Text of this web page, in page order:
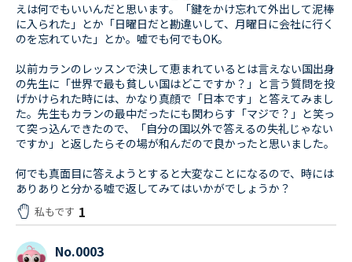
えは何でもいいんだと思います。「鍵をかけ忘れて外出して泥棒
に入られた」とか「日曜日だと勘違いして、月曜日に会社に行く
のを忘れていた」とか。嘘でも何でもOK。
以前カランのレッスンで決して恵まれているとは言えない国出身
の先生に「世界で最も貧しい国はどこですか？」と言う質問を投
げかけられた時には、かなり真顔で「日本です」と答えてみまし
た。先生もカランの最中だったにも関わらす「マジで？」と笑っ
て突っ込んできたので、「自分の国以外で答えるの失礼じゃない
ですか」と返したらその場が和んだので良かったと思いました。
何でも真面目に答えようとすると大変なことになるので、時には
ありありと分かる嘘で返してみてはいかがでしょうか？
私もです 1
No.0003